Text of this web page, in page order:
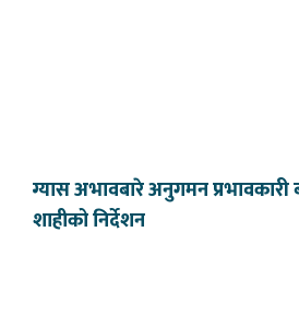
ग्यास अभावबारे अनुगमन प्रभावकारी
शाहीको निर्देशन